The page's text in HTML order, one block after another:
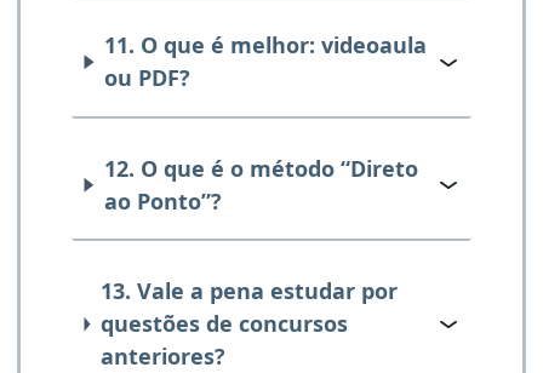
11. O que é melhor: videoaula
ou PDF?
12. O que é o método “Direto
ao Ponto”?
13. Vale a pena estudar por
questões de concursos
anteriores?